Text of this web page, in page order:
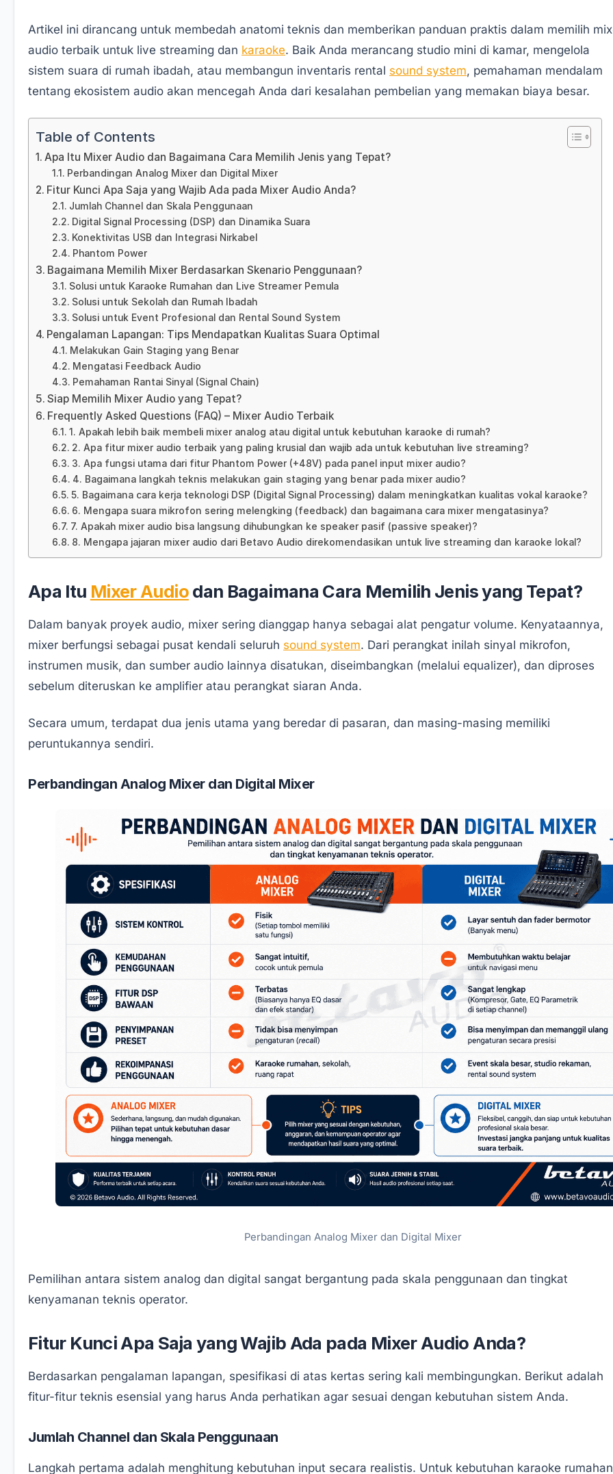
Artikel ini dirancang untuk membedah anatomi teknis dan memberikan panduan praktis dalam memilih
audio terbaik untuk live streaming dan karaoke. Baik Anda merancang studio mini di kamar, mengelola
sistem suara di rumah ibadah, atau membangun inventaris rental sound system, pemahaman mendalam
tentang ekosistem audio akan mencegah Anda dari kesalahan pembelian yang memakan biaya besar.
Table of Contents
Apa Itu Mixer Audio dan Bagaimana Cara Memilih Jenis yang Tepat?
Perbandingan Analog Mixer dan Digital Mixer
Fitur Kunci Apa Saja yang Wajib Ada pada Mixer Audio Anda?
Jumlah Channel dan Skala Penggunaan
Digital Signal Processing (DSP) dan Dinamika Suara
Konektivitas USB dan Integrasi Nirkabel
Phantom Power
Bagaimana Memilih Mixer Berdasarkan Skenario Penggunaan?
Solusi untuk Karaoke Rumahan dan Live Streamer Pemula
Solusi untuk Sekolah dan Rumah Ibadah
Solusi untuk Event Profesional dan Rental Sound System
Pengalaman Lapangan: Tips Mendapatkan Kualitas Suara Optimal
Melakukan Gain Staging yang Benar
Mengatasi Feedback Audio
Pemahaman Rantai Sinyal (Signal Chain)
Siap Memilih Mixer Audio yang Tepat?
Frequently Asked Questions (FAQ) – Mixer Audio Terbaik
1. Apakah lebih baik membeli mixer analog atau digital untuk kebutuhan karaoke di rumah?
2. Apa fitur mixer audio terbaik yang paling krusial dan wajib ada untuk kebutuhan live streaming?
3. Apa fungsi utama dari fitur Phantom Power (+48V) pada panel input mixer audio?
4. Bagaimana langkah teknis melakukan gain staging yang benar pada mixer audio?
5. Bagaimana cara kerja teknologi DSP (Digital Signal Processing) dalam meningkatkan kualitas vokal karaoke?
6. Mengapa suara mikrofon sering melengking (feedback) dan bagaimana cara mixer mengatasinya?
7. Apakah mixer audio bisa langsung dihubungkan ke speaker pasif (passive speaker)?
8. Mengapa jajaran mixer audio dari Betavo Audio direkomendasikan untuk live streaming dan karaoke lokal?
Apa Itu Mixer Audiodan Bagaimana Cara Memilih Jenis yang Tepat?
Dalam banyak proyek audio, mixer sering dianggap hanya sebagai alat pengatur volume. Kenyataannya,
mixer berfungsi sebagai pusat kendali seluruh sound system. Dari perangkat inilah sinyal mikrofon,
instrumen musik, dan sumber audio lainnya disatukan, diseimbangkan (melalui equalizer), dan diproses
sebelum diteruskan ke amplifier atau perangkat siaran Anda.
Secara umum, terdapat dua jenis utama yang beredar di pasaran, dan masing-masing memiliki
peruntukannya sendiri.
Perbandingan Analog Mixer dan Digital Mixer
Perbandingan Analog Mixer dan Digital Mixer
Pemilihan antara sistem analog dan digital sangat bergantung pada skala penggunaan dan tingkat
kenyamanan teknis operator.
Fitur Kunci Apa Saja yang Wajib Ada pada Mixer Audio Anda?
Berdasarkan pengalaman lapangan, spesifikasi di atas kertas sering kali membingungkan. Berikut adalah
fitur-fitur teknis esensial yang harus Anda perhatikan agar sesuai dengan kebutuhan sistem Anda.
Jumlah Channel dan Skala Penggunaan
Langkah pertama adalah menghitung kebutuhan input secara realistis. Untuk kebutuhan karaoke rumahan